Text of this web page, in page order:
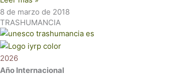
8 de marzo de 2018
TRASHUMANCIA
2026
Año Internacional